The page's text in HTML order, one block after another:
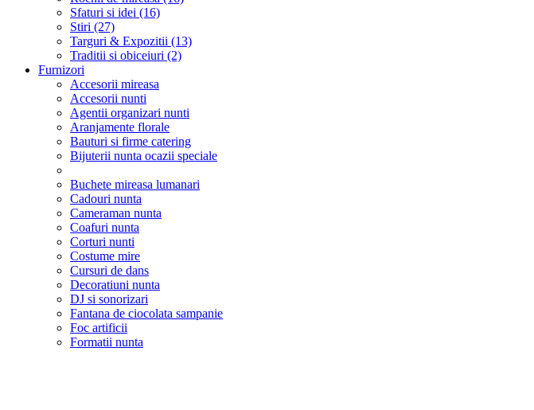
Sfaturi si idei (16)
Stiri (27)
Targuri & Expozitii (13)
Traditii si obiceiuri (2)
Furnizori
Accesorii mireasa
Accesorii nunti
Agentii organizari nunti
Aranjamente florale
Bauturi si firme catering
Bijuterii nunta ocazii speciale
Buchete mireasa lumanari
Cadouri nunta
Cameraman nunta
Coafuri nunta
Corturi nunti
Costume mire
Cursuri de dans
Decoratiuni nunta
DJ si sonorizari
Fantana de ciocolata sampanie
Foc artificii
Formatii nunta